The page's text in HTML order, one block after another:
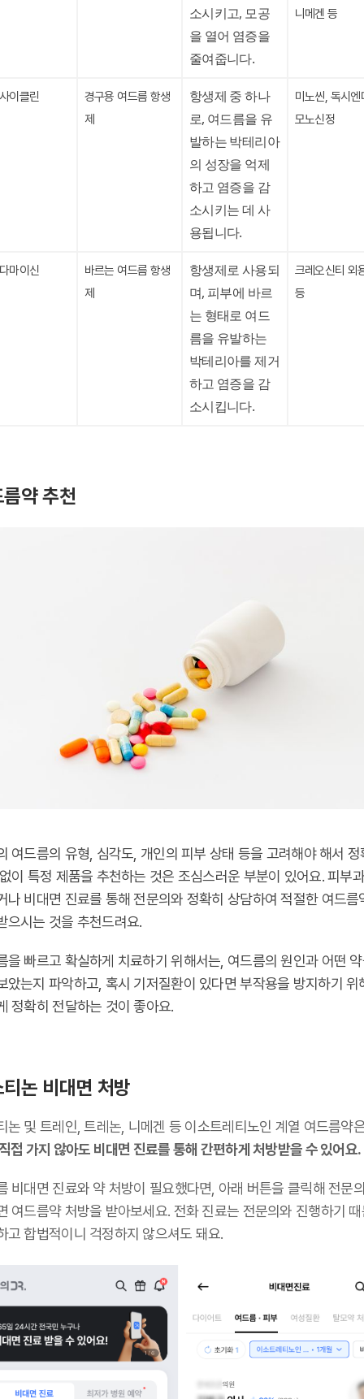
소시키고, 모공
을 열어 염증을
줄여줍니다.
니메겐 등
이클린
경구용 여드름 항생
제
항생제 중 하나
로, 여드름을 유
발하는 박테리아
의 성장을 억제
하고 염증을 감
소시키는 데 사
용됩니다.
미노씬, 독시엔
모노신정
마이신
바르는 여드름 항생
제
항생제로 사용되
며, 피부에 바르
는 형태로 여드
름을 유발하는
박테리아를 제거
하고 염증을 감
소시킵니다.
크레오신티 외
등
약 추천
여드름의 유형, 심각도, 개인의 피부 상태 등을 고려해야 해서 정
이 특정 제품을 추천하는 것은 조심스러운 부분이 있어요. 피부
나 비대면 진료를 통해 전문의와 정확히 상담하여 적절한 여드름
으시는 것을 추천드려요.
을 빠르고 확실하게 치료하기 위해서는, 여드름의 원인과 어떤
았는지 파악하고, 혹시 기저질환이 있다면 부작용을 방지하기 위
정확히 전달하는 것이 좋아요.
논 비대면 처방
논 및 트레인, 트레논, 니메겐 등 이소트레티노인 계열 여드름약
접 가지 않아도 비대면 진료를 통해 간편하게 처방받을 수 있어요.
비대면 진료와 약 처방이 필요했다면, 아래 버튼을 클릭해 전문
여드름약 처방을 받아보세요. 전화 진료는 전문의와 진행하기 때
고 합법적이니 걱정하지 않으셔도 돼요.